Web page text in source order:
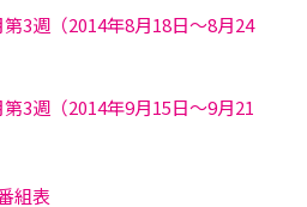
3週（2014年8月18日～8月24
3週（2014年9月15日～9月21
組表